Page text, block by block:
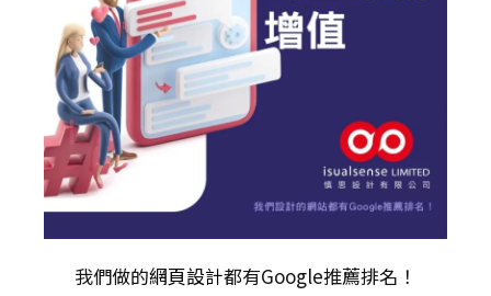
我們做的網頁設計都有Google推薦排名！